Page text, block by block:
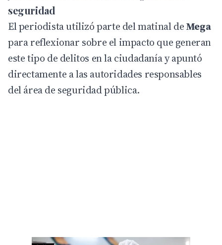
seguridad
El periodista utilizó parte del matinal deMega
para reflexionar sobre el impacto que generan
este tipo de delitos en la ciudadanía y apuntó
directamente a las autoridades responsables
del área de seguridad pública.